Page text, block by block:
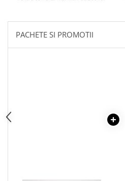
Literatura Romana
Literatura Universala
Poezie
Descopera si invata
PACHETE SI PROMOTII